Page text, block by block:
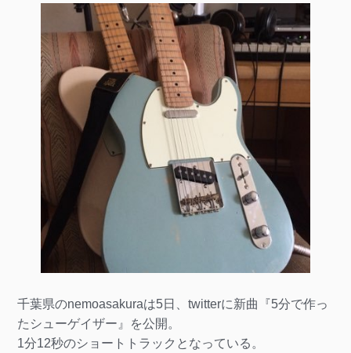
千葉県のnemoasakuraは5日、twitterに新曲『5分で作っ
たシューゲイザー』を公開。
1分12秒のショートトラックとなっている。